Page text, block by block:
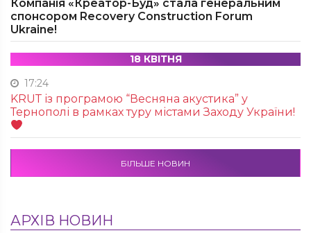
Компанія «Креатор-Буд» стала генеральним
спонсором Recovery Construction Forum
Ukraine!
18 КВІТНЯ
17:24
KRUТ із програмою “Весняна акустика” у
Тернополі в рамках туру містами Заходу України!
БІЛЬШЕ НОВИН
АРХІВ НОВИН